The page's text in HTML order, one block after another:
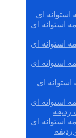
ای
استوانه ای
استوانه ای
استوانه ای
استوانه ای
استوانه ای
استوانه ای